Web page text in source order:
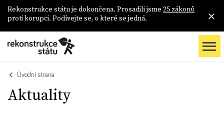
Rekonstrukce státu je dokončena. Prosadili jsme 25 zákonů
proti korupci. Podívejte se, o které se jedná.
Úvodní strana
Aktuality